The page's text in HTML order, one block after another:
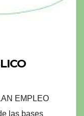
EMPLEO
las bases